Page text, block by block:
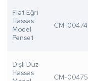
Flat Eğri
Hassas
Model
Penset
CM-00474
Dişli Düz
Hassas
CM-00475